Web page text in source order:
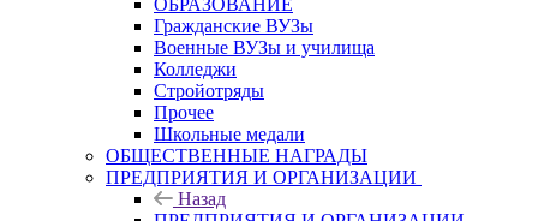
ОБРАЗОВАНИЕ
Гражданские ВУЗы
Военные ВУЗы и училища
Колледжи
Стройотряды
Прочее
Школьные медали
ОБЩЕСТВЕННЫЕ НАГРАДЫ
ПРЕДПРИЯТИЯ И ОРГАНИЗАЦИИ
Назад